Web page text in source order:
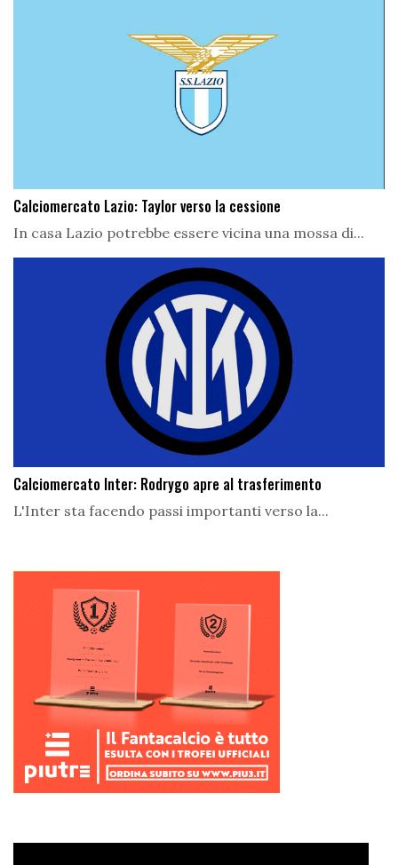
Calciomercato Lazio: Taylor verso la cessione
In casa Lazio potrebbe essere vicina una mossa di...
Calciomercato Inter: Rodrygo apre al trasferimento
L'Inter sta facendo passi importanti verso la...